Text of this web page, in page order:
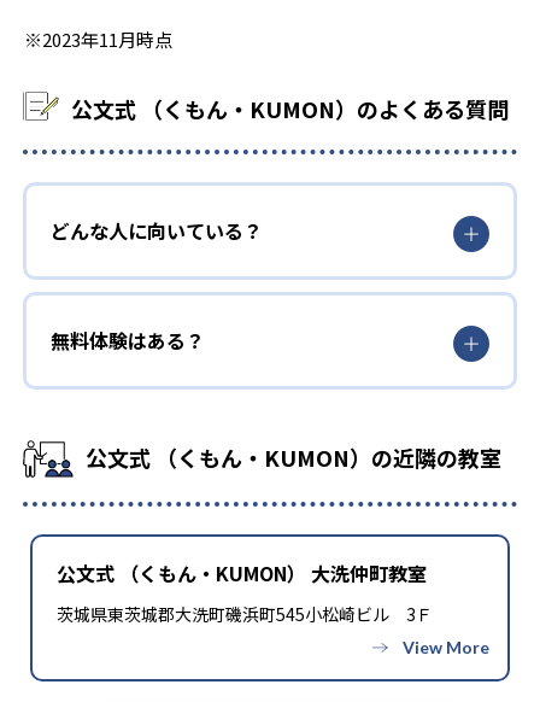
※2023年11月時点
公文式 （くもん・KUMON）のよくある質問
どんな人に向いている？
無料体験はある？
公文式 （くもん・KUMON）の近隣の教室
公文式 （くもん・KUMON） 大洗仲町教室
茨城県東茨城郡大洗町磯浜町545小松崎ビル 3Ｆ